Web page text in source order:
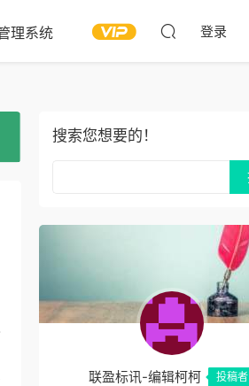
理系统 登录
搜索您想要的！
联盈标讯-编辑柯柯 投稿者